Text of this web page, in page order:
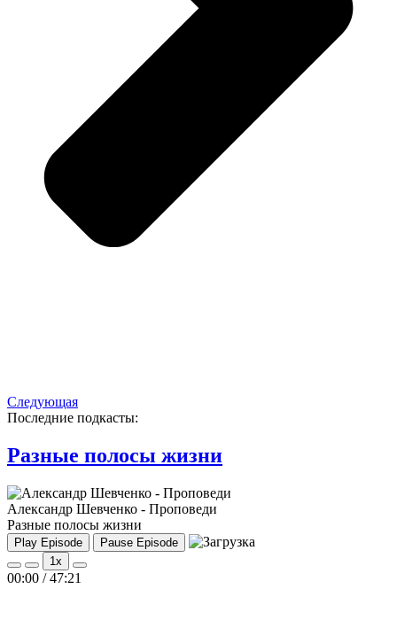
Следующая
Последние подкасты:
Разные полосы жизни
Александр Шевченко - Проповеди
Разные полосы жизни
Play Episode
Pause Episode
1x
00:00 / 47:21